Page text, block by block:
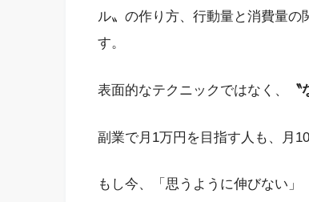
ル〟の作り方、行動量と消費量の
す。
表面的なテクニックではなく、
副業で月1万円を目指す人も、月
もし今、「思うように伸びない」